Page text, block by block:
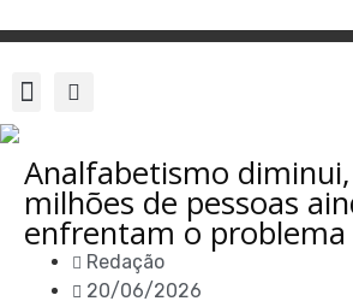
Analfabetismo
milhões de pessoas
enfrentam o problema
Redação
20/06/2026